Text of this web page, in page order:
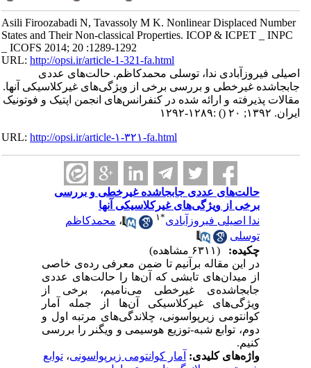
Asili Firoozabadi N, Tavassoly M K. Nonlinear Displaced Number
States and Their Non-classical Properties. ICOP & ICPET _ INPC
_ ICOFS 2014; 20 :1289-1292
URL:http://opsi.ir/article-1-321-fa.html
اصیلی فیروزآبادی ندا، توسلی محمدکاظم. حالت‌های عددی
جابجا‌شده غیرخطی و بررسی برخی از ویژگی‌های غیرکلاسیکی آنها.
مقالات پذیرفته و ارائه شده در کنفرانس‌های انجمن اپتیک و فوتونیک
ایران. ۱۳۹۲; ۲۰
() :۱۲۸۹-۱۲۹۲
URL:http://opsi.ir/article-۱-۳۲۱-fa.html
حالت‌های عددی جابجا‌شده غیرخطی و بررسی
برخی از ویژگی‌های غیرکلاسیکی آنها
ندا اصیلی فیروزآبادی* ۱ ،محمدکاظم
توسلی
چکیده:
در این مقاله برآنیم تا ضمن معرفی رده‌ی خاصی
از میدان‌های تابشی که آن‌ها را حالت‌های عددی
جابجاشده‌ی غیرخطی می‌نامیم، برخی از
ویژگی‌های غیرکلاسیکی آن‌ها از جمله آمار
کوانتومی زیرپواسونی، چلاندگی‌های مرتبه اول و
دوم، توابع شبه-توزیع هوسیمی و ویگنر را بررسی
کنیم.
واژه‌های کلیدی:آمار کوانتومی زیرپواسونی،توابع